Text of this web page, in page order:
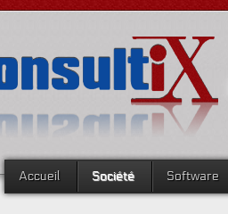
Accueil Société Software